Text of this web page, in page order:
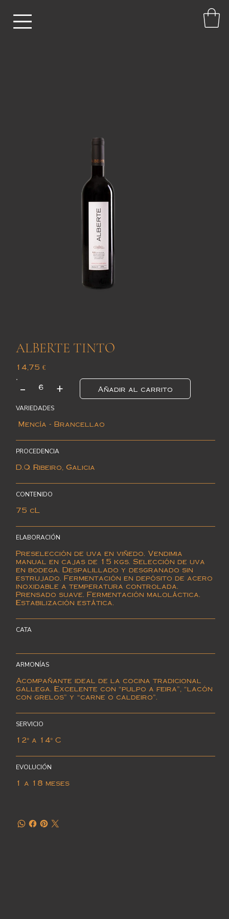
ALBERTE TINTO
Precio
14,75 €
VARIEDADES
Mencía - Brancellao
PROCEDENCIA
D.O. Ribeiro, Galicia
CONTENIDO
75 cL
ELABORACIÓN
Preselección de uva en viñedo. Vendimia
manual en cajas de 15 kgs. Selección de uva
en bodega. Despalillado y desgranado sin
estrujado. Fermentación en depósito de acero
inoxidable a temperatura controlada.
Prensado suave. Fermentación maloláctica.
Estabilización estática.
CATA
ARMONÍAS
Acompañante ideal de la cocina tradicional
gallega. Excelente con “pulpo a feira”, “lacón
con grelos” y “carne o caldeiro”.
SERVICIO
12º a 14º C
EVOLUCIÓN
1 a 18 meses
- + Añadir al carrito